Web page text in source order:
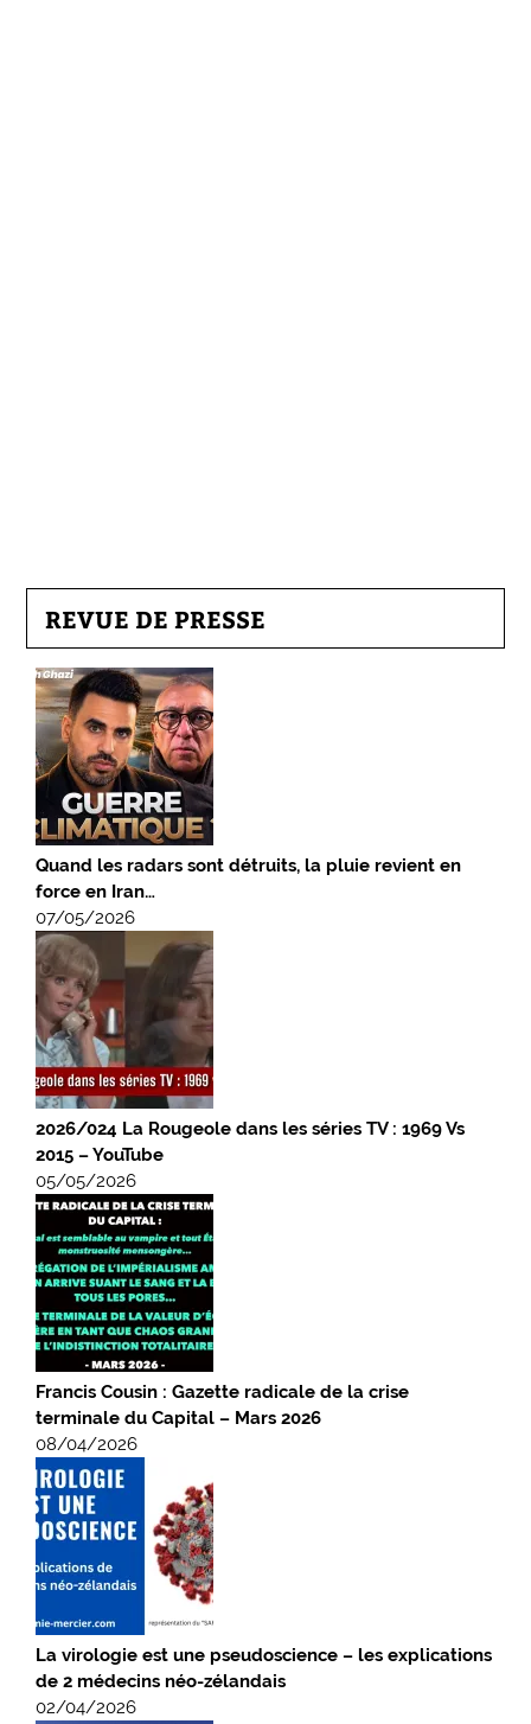
REVUE DE PRESSE
Quand les radars sont détruits, la pluie revient en
force en Iran…
07/05/2026
2026/024 La Rougeole dans les séries TV : 1969 Vs
2015 – YouTube
05/05/2026
Francis Cousin : Gazette radicale de la crise
terminale du Capital – Mars 2026
08/04/2026
La virologie est une pseudoscience – les explications
de 2 médecins néo-zélandais
02/04/2026